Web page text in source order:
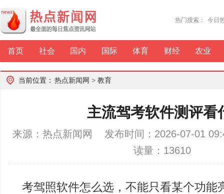
热门搜索： 今日
首页 社会 国内 国际 体育 财经 农业
当前位置： 热点新闻网 > 教育
主流驾考软件测评看
来源：热点新闻网 发布时间：2026-07-01
读量：13610
考驾照软件怎么选，不能只看某个功能